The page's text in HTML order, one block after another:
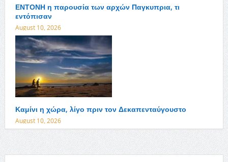
ΕΝΤΟΝΗ η παρουσία των αρχών Παγκυπρια, τι
εντόπισαν
August 10, 2026
Καμίνι η χώρα, λίγο πριν τον Δεκαπενταύγουστο
August 10, 2026